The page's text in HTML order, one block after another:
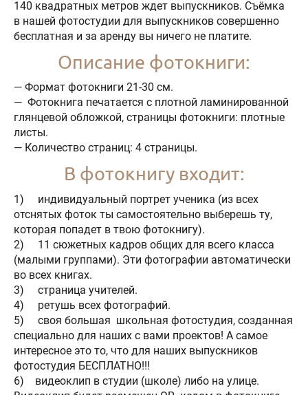
140 квадратных метров ждет выпускников. Съёмка
в нашей фотостудии для выпускников совершенно
бесплатная и за аренду вы ничего не платите.
Описание фотокниги:
— Формат фотокниги 21-30 см.
— Фотокнига печатается с плотной ламинированной
глянцевой обложкой, страницы фотокниги: плотные
листы.
— Количество страниц: 4 страницы.
В фотокнигу входит:
1) индивидуальный портрет ученика (из всех
отснятых фоток ты самостоятельно выберешь ту,
которая попадет в твою фотокнигу).
2) 11 сюжетных кадров общих для всего класса
(малыми группами). Эти фотографии автоматически
во всех книгах.
3) страница учителей.
4) ретушь всех фотографий.
5) своя большая школьная фотостудия, созданная
специально для наших с вами проектов! А самое
интересное это то, что для наших выпускников
фотостудия БЕСПЛАТНО!!!
6) видеоклип в студии (школе) либо на улице.